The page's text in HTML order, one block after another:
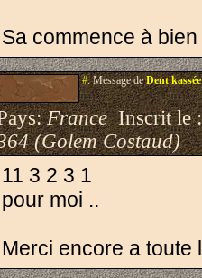
Sa commence à
#.Message deDent kassée
FranceInscrit le
(Golem Costaud)
11 3 2 3 1
pour moi ..
Merci encore a toute